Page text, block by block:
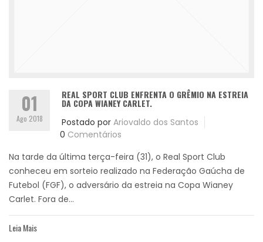
01
Ago 2018
REAL SPORT CLUB ENFRENTA O GRÊMIO NA ESTREIA
DA COPA WIANEY CARLET.
Postado por Ariovaldo dos Santos
0 Comentários
Na tarde da última terça-feira (31), o Real Sport Club
conheceu em sorteio realizado na Federação Gaúcha de
Futebol (FGF), o adversário da estreia na Copa Wianey
Carlet. Fora de...
Leia Mais